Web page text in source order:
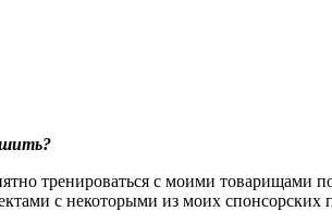
тренироваться с моими
с некоторыми из моих спонсорских